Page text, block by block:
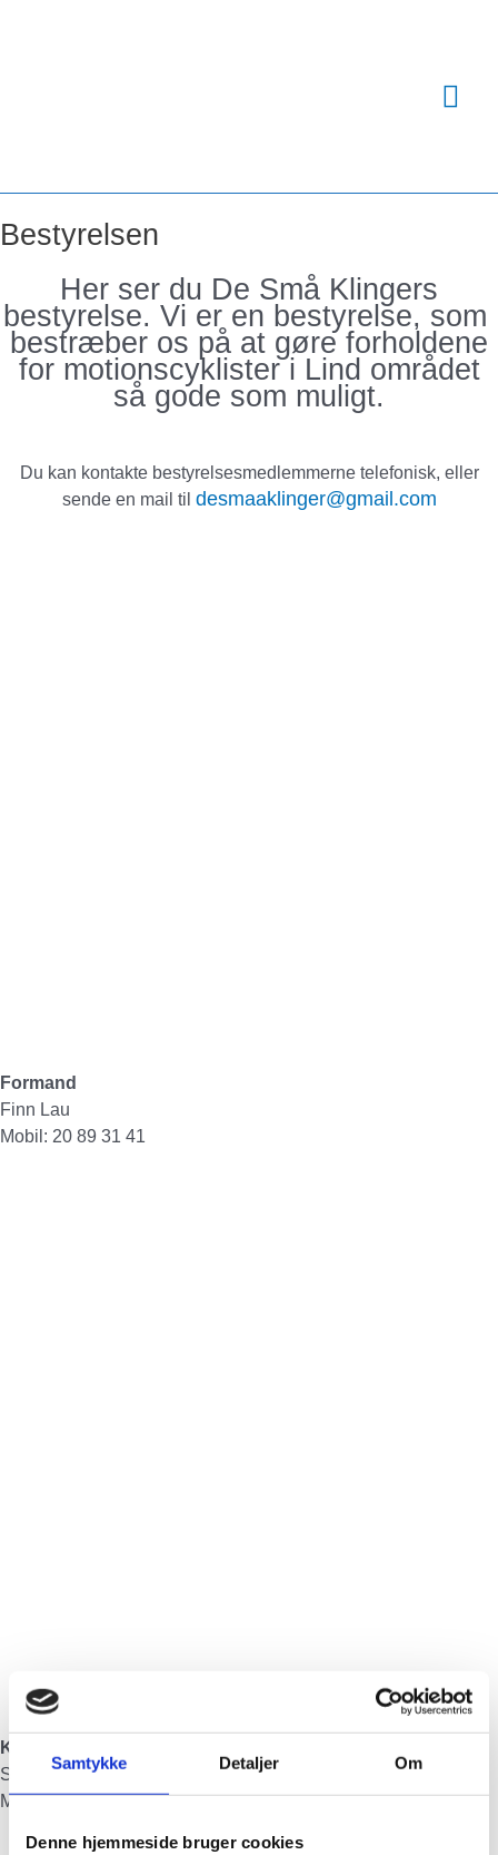
Samtykke Detaljer Om
Denne hjemmeside bruger cookies
Bestyrelsen
Her ser du De Små Klingers
bestyrelse. Vi er en bestyrelse, som
bestræber os på at gøre forholdene
for motionscyklister i Lind området
så gode som muligt.
Du kan kontakte bestyrelsesmedlemmerne telefonisk, eller
sende en mail til desmaaklinger@gmail.com
Formand
Finn Lau
Mobil: 20 89 31 41
Kasserer
Søren And Neesgaard
Mobil: 60 85 85 58